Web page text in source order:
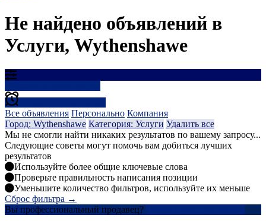
Не найдено объявлений в
Услуги, Wythenshawe
Все объявления Персонально Компания
Город: Wythenshawe Категория: Услуги Удалить все
Мы не смогли найти никаких результатов по вашему запросу...
Следующие советы могут помочь вам добиться лучших
результатов
Используйте более общие ключевые слова
Проверьте правильность написания позиции
Уменьшите количество фильтров, используйте их меньше
Сброс фильтра →
Вы профессиональный продавец?